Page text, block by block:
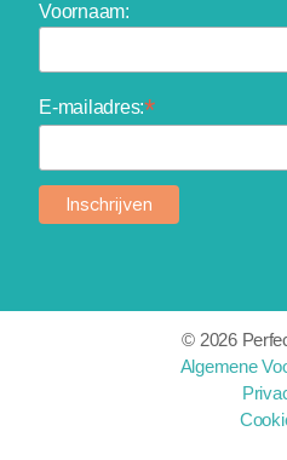
Voornaam:
E-mailadres:*
© 2026
Algemene